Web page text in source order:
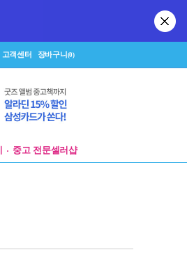
고객센터 장바구니(0)
중고 전문셀러샵